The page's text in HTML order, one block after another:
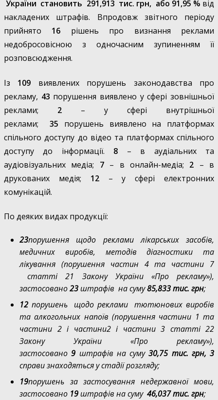
України становить 291,913 тис. грн, або 91,95 % від
накладених штрафів. Впродовж звітного періоду
прийнято 16 рішень про визнання реклами
недобросовісною з одночасним зупиненням її
розповсюдження.
Із 109
виявлених порушень законодавства про
рекламу, 43 порушення виявлено у сфері зовнішньої
реклами; 2 – у сфері внутрішньої
реклами;35 порушень виявлено на платформах
спільного доступу до відео та платформах спільного
доступу до інформації. 8 – в аудіальних та
аудіовізуальних медіа; 7 – в онлайн-медіа; 2 – в
друкованих медія; 12 – у сфері електронних
комунікацій.
По деяких видах продукції:
23порушення щодо реклами лікарських засобів,
медичних виробів, методів діагностики та
лікування (порушення частин 4 та частини 7
статті 21 Закону України «Про рекламу»),
застосовано23 штрафів на суму85,833 тис. грн;
12 порушень щодо реклами
тютюнових виробів
та алкогольних напоїв (порушення частини 1 та
частини 2 і частини2 і частини 3 статті 22
Закону України «Про рекламу»),
застосовано 9 штрафів на суму 30,75 тис. грн, 3
справизнаходяться у стадії розгляду;
19порушень за застосування недержавної мови,
застосовано 19 штрафів на суму 46,037 тис. грн;